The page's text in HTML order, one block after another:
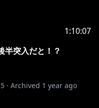
1:10:07
半突入だと！？
· Archived 1 year ago